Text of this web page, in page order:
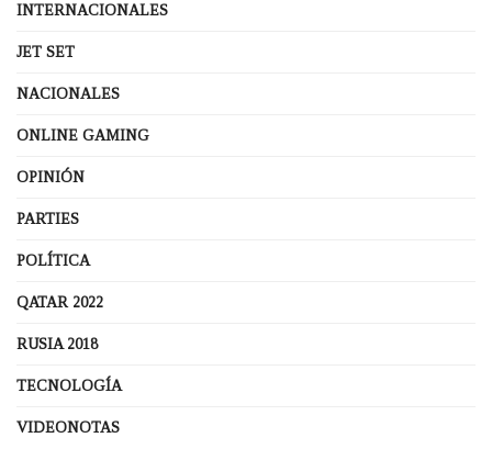
INTERNACIONALES
JET SET
NACIONALES
ONLINE GAMING
OPINIÓN
PARTIES
POLÍTICA
QATAR 2022
RUSIA 2018
TECNOLOGÍA
VIDEONOTAS